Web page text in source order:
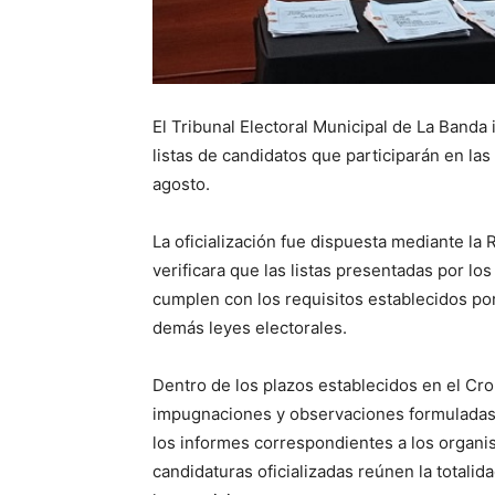
El Tribunal Electoral Municipal de La
listas de candidatos que participarán en
agosto.
La oficialización fue dispuesta mediante la
verificara que las listas presentadas por
cumplen con los requisitos establecidos
demás leyes electorales.
Dentro de los plazos establecidos en el
impugnaciones y observaciones
los informes correspondientes a los
candidaturas oficializadas reúnen la